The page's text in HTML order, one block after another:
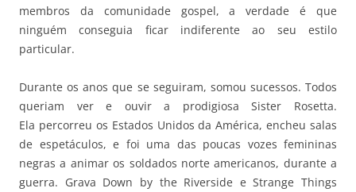
membros da comunidade gospel, a verdade é que
ninguém conseguia ficar indiferente ao seu estilo
particular.
Durante os anos que se seguiram, somou sucessos. Todos
queriam ver e ouvir a prodigiosa Sister Rosetta.
Ela percorreu os Estados Unidos da América, encheu salas
de espetáculos, e foi uma das poucas vozes femininas
negras a animar os soldados norte americanos, durante a
guerra. Grava Down by the Riverside e Strange Things